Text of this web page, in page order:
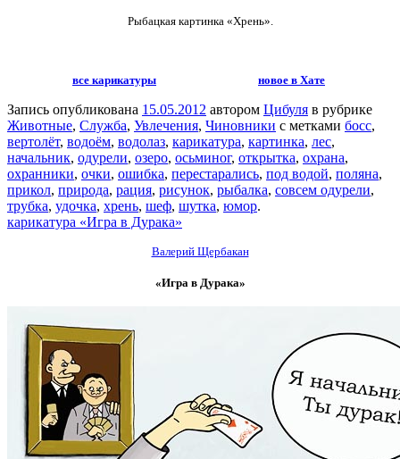
Рыбацкая картинка «Хрень».
все карикатуры новое в Хате
Запись опубликована 15.05.2012 автором Цибуля в рубрике
Животные, Служба, Увлечения, Чиновники с метками босс,
вертолёт, водоём, водолаз, карикатура, картинка, лес,
начальник, одурели, озеро, осьминог, открытка, охрана,
охранники, очки, ошибка, перестарались, под водой, поляна,
прикол, природа, рация, рисунок, рыбалка, совсем одурели,
трубка, удочка, хрень, шеф, шутка, юмор.
карикатура «Игра в Дурака»
Валерий Щербакан
«Игра в Дурака»